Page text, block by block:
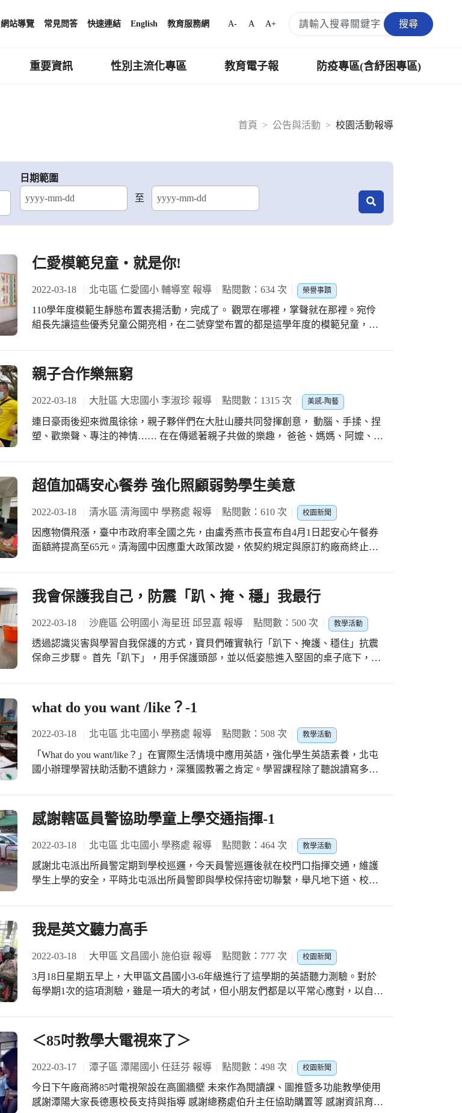
網站導覽 常見問答 快速連結 English 教育服務網 A- A A+ 搜尋
重要資訊 性別主流化專區 教育電子報 防疫專區(含紓困專區)
首頁
公告與活動 校園活動報導
日期範圍
至
結束日期
仁愛模範兒童‧就是你!
2022-03-18 北屯區 仁愛國小 輔導室 報導 點閱數：634 次 榮譽事蹟
110學年度模範生靜態布置表揚活動，完成了。 觀眾在哪裡，掌聲就在那裡。宛伶
組長先讓這些優秀兒童公開亮相，在二號穿堂布置的都是這學年度的模範兒童，他
多言的吳生看著自己的照片，見到級任老師給她那麼多的美言及肯定，她還真覺得
有點受寵若驚，表示自己沒有那麼棒，要學的東西還有一大串啊! 學務楊主任表示:
公開表揚是落實學校榮譽制度的具體行動，可以讓學生見賢思齊，培養榮譽心與責
任感，千萬別小看這潛在效益喔!恭喜獲獎同學，只要肯努力，下一個:就是你!
親子合作樂無窮
2022-03-18 大肚區 大忠國小 李淑珍 報導 點閱數：1315 次 美感-陶藝
連日豪雨後迎來微風徐徐，親子夥伴們在大肚山腰共同發揮創意， 動腦、手揉、捏
塑、歡樂聲、專注的神情…… 在在傳遞著親子共做的樂趣， 爸爸、媽媽、阿嬤、阿
讓我們有機會成為夥伴學校 辦理親子共做的活動 提升家庭功能 讓孩子們樂在其中
超值加碼安心餐券 強化照顧弱勢學生美意
2022-03-18 清水區 清海國中 學務處 報導 點閱數：610 次 校園新聞
因應物價飛漲，臺中市政府率全國之先，由盧秀燕市長宣布自4月1日起安心午餐券
面額將提高至65元。清海國中因應重大政策改變，依契約規定與原訂約廠商終止合
便領劵學生前往兌換。上午9時，由工作小組進行審標，過程全程公開透明。 下午2
時，由投標廠商依送達順序進行簡報，回應政府照護弱勢學生美意，每家超商提供
加碼回饋方案，面額為65元的安心午餐券，可實際兌換到74至75元的餐食。教育局
承辦人徐絲琦指出，未來將組成訪視小組，派員持續追蹤各大超商所販售的餐食價
格及內容，適時檢討與因應。 簡報後進行委員提問，問題均集中在「蔬果類選擇較
少，是否能以促銷方案提供？」、「組合餐設計是否考慮熱量需求及營養價
調整「安心午餐券」政策，讓弱勢學生在寒暑假及例假日都能正常享用午餐，各得
外，也提供學生更多元選擇，享用兼具時令變化及健康安全的假日午餐。
我會保護我自己，防震「趴、掩、穩」我最行
2022-03-18 沙鹿區 公明國小 海星班 邱昱嘉 報導 點閱數：500 次 教學活動
透過認識災害與學習自我保護的方式，寶貝們確實執行「趴下、掩護、穩住」抗震
保命三步驟。 首先「趴下」，用手保護頭部，並以低姿態進入堅固的桌子底下，在
並能避免被掉落物砸傷身體。 除此之外，防災警報響起時正在操場進行晨間活動的
企鵝班與海星班，亦在學校行政同仁的指導下，遵守「不推、不跑、不語」三大疏
散原則，就地遠離可能有倒塌危險的設施物件，立即尋找空曠地區就地蹲低身體並
以手抱頭進行立即的基礎掩護。從小建立防災意識，自我保護我最行！
what do you want /like？-1
2022-03-18 北屯區 北屯國小 學務處 報導 點閱數：508 次 教學活動
「What do you want/like？」在實際生活情境中應用英語，強化學生英語素養，北屯
國小辦理學習扶助活動不遺餘力，深獲國教署之肯定。學習課程除了聽說讀寫多元
國民中小學教育階段，學生於國語(文)、數學及英語科等基礎學科 應具備的基礎知
識概念及其學力程度，提供教師依據學生學力發展現況，對應基本學習內容，規劃
進行補救教學(學習扶助)的課程內容與教材選用參考， 期能即時協助學生學習、縮
感謝轄區員警協助學童上學交通指揮-1
2022-03-18 北屯區 北屯國小 學務處 報導 點閱數：464 次 教學活動
感謝北屯派出所員警定期到學校巡邏，今天員警巡邏後就在校門口指揮交通，維護
學生上學的安全，平時北屯派出所員警即與學校保持密切聯繫，舉凡地下道、校門
我是英文聽力高手
2022-03-18 大甲區 文昌國小 施伯嶽 報導 點閱數：777 次 校園新聞
3月18日星期五早上，大甲區文昌國小3-6年級進行了這學期的英語聽力測驗。對於
每學期1次的這項測驗，雖是一項大的考試，但小朋友們都是以平常心應對，以自己
務處安排的進度，參加每兩週安排一次的週考，循序漸進的認識了這些單字。因
此，多數的小朋友們大多都能游刃有餘。各班級成績優良的同學，可以得到教務處
的獎勵。 今天是第6週，我們小朋友已經進行2次的英語週考和1次的聽力測驗。這
樣的活動在本校實施已經第十三個年頭了，因此這個模式的進行，小朋友們都已非
常熟悉。透過自學的方式來認識英文單字，已經成為文昌國小孩子們生活的部分，
而不會感到害怕和壓力。這幾年來由於家長的建議，讓這個模式更加完整。我們把
＜85吋教學大電視來了＞
2022-03-17 潭子區 潭陽國小 任廷芬 報導 點閱數：498 次 校園新聞
今日下午廠商將85吋電視架設在高圖牆壁 未來作為閱讀課、圖推暨多功能教學使用
感謝潭陽大家長德惠校長支持與指導 感謝總務處伯升主任協助購置等 感謝資訊育忠